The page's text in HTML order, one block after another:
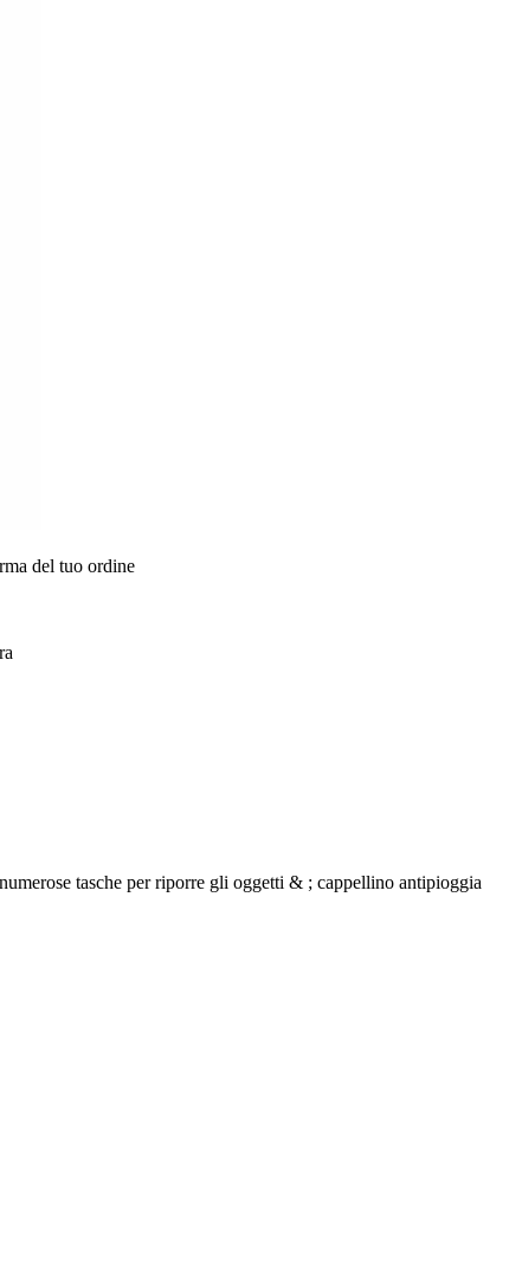
del tuo ordine
tasche per riporre gli oggetti & ; cappellino antipioggia